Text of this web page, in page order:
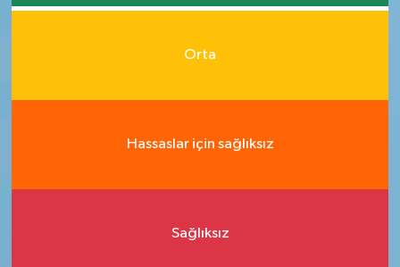
Orta
Hassaslar için sağlıksız
Sağlıksız